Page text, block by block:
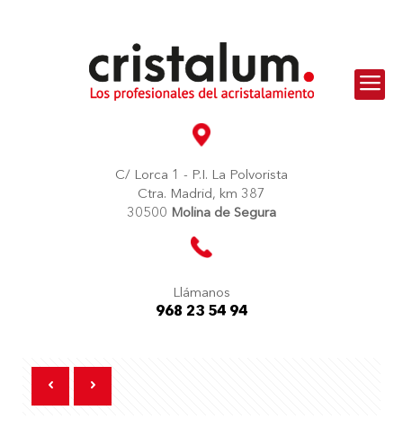
C/ Lorca 1 - P.I. La Polvorista
Ctra. Madrid, km 387
30500 Molina de Segura
Llámanos
968 23 54 94